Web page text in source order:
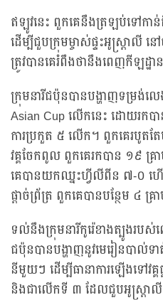
ឥឡូវនេះ ពួកគេនឹងត្រឡប់ទៅកា
ដើម្បីជួបក្រុមម្ចាស់ផ្ទះអូស្ត្រាលី
ត្រូវបានគេរំពឹងថានឹងពេញកីឡដ្ឋា
ក្រុមនារីជប៉ុនបានបង្ហាញទម្រង់លេង
Asian Cup លើកនេះ ដោយរកប
ការប្រកួត ៥ លើក។ ពួកគេរបូតត
វគ្គចែកពូល ពួកគេរកបាន ១៩ គ្
គេបានយកឈ្នះហ្វីលីពីន ៧-០ ហើ
ផ្តាច់ព្រ័ត្រ ពួកគេបានបន្ថែម ៤ គ្
ទល់នឹងក្រុមនារីកូរ៉េខាងត្បូងរប
ជប៉ុនបានបង្ហាញនូវមេរៀនបាល់ទ
នីមួយៗ ដើម្បីធានាការឡើងទៅវ
និងជាលើកទី ៣ ដែលជួបអូស្ត្រាលី